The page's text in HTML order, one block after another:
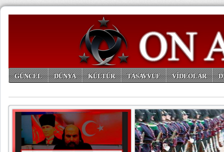
GÜNCEL DÜNYA KÜLTÜR TASAVVUF VİDEOLAR